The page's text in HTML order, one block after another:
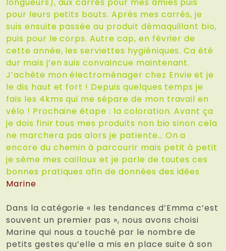
pour leurs petits bouts. Après mes carrés, je
suis ensuite passée au produit démaquillant bio,
puis pour le corps. Autre cap, en février de
cette année, les serviettes hygiéniques. Ca été
dur mais j’en suis convaincue maintenant.
J’achète mon électroménager chez Envie et je
le dis haut et fort ! Depuis quelques temps je
fais les 4kms qui me sépare de mon travail en
vélo ! Prochaine étape : la coloration. Avant ça
je dois finir tous mes produits non bio sinon cela
ne marchera pas alors je patiente… On a
encore du chemin à parcourir mais petit à petit
je sème mes cailloux et je parle de toutes ces
bonnes pratiques afin de données des idées
Marine
Dans la catégorie « les tendances d’Emma c’est
souvent un premier pas », nous avons choisi
Marine qui nous a touché par le nombre de
petits gestes qu’elle a mis en place suite à son